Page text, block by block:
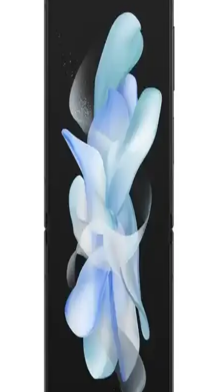
Huawei'nin katlanabilir telefonları, yüksek teknoloji ve yenilikçilikle
öne çıkıyor. Bu modeller, taşınabilirlik ve geniş ekran avantajı
sağlarken, kullanıcı deneyimleri ve piyasa konumu da dikkat
Samsung Flip4 ve Flip5 Karşılaştırması: Tasarım,
Performans ve Kullanıcı Tercihleri
Samsung Flip4 ve Flip5 modellerinin tasarım, performans ve
özelliklerini karşılaştırıyoruz. Güncel teknolojiler ve kullanıcı
ihtiyaçlarına göre en uygun modeli seçmenize yardımcı oluyoruz.
Samsung Galaxy Z Flip4 ve Flip5 Katlanabilir
Telefonların Karşılaştırması ve Özellikleri
Samsung'un yeni katlanabilir telefon serisi Flip4 ve Flip5'in tasarım,
kamera, performans ve dayanıklılık özelliklerini karşılaştırıyoruz.
Her iki model de şık ve fonksiyonel, kullanıcı ihtiyaçlarına göre
Samsung Galaxy Fold7 ve Xiaomi 15 Ultra: Teknik
Özellikler ve Kullanım Alanları Analizi
Samsung Galaxy Fold7 ve Xiaomi 15 Ultra'nin temel özellikleri,
ekran teknolojisi, kamera ve batarya performansları
karşılaştırmasıyla detaylı analiz.
Xiaomi 15 Ultra Katlanabilir Telefon Özellikleri ve
Xiaomi 15 Ultra, katlanabilir ekran teknolojisi, yüksek performans
ve gelişmiş kamera özellikleriyle öne çıkan yeni nesil akıllı telefon.
Piyasa durumu ve fiyat avantajlarıyla dikkat çekiyor.
Samsung Galaxy Z Fold7 ve Xiaomi 15 Ultra
Karşılaştırması: Özellikler ve Fiyatlar
Samsung Galaxy Z Fold7 ve Xiaomi 15 Ultra'nın özellikleri,
kullanıcı yorumları ve karşılaştırmasıyla en uygun telefonu
seçmenize yardımcı oluyoruz.
Huawei Mate XT Katlanabilir Akıllı Telefonu: